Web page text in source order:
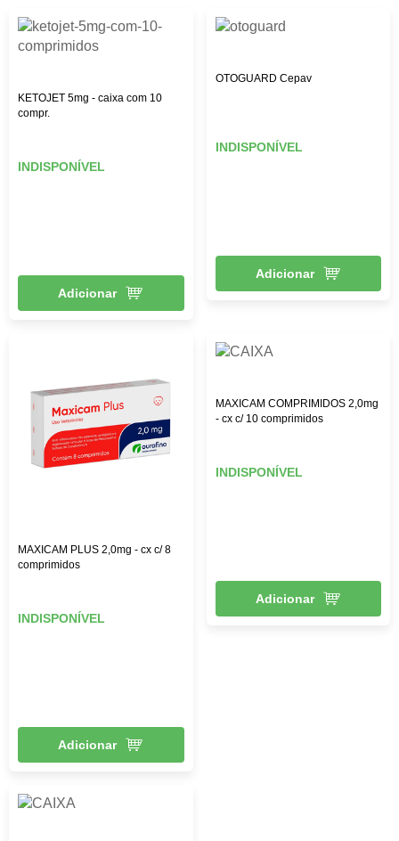
KETOJET 5mg - caixa com 10
compr.
INDISPONÍVEL
Adicionar
OTOGUARD Cepav
INDISPONÍVEL
Adicionar
MAXICAM PLUS 2,0mg - cx c/ 8
comprimidos
INDISPONÍVEL
Adicionar
MAXICAM COMPRIMIDOS 2,0mg
- cx c/ 10 comprimidos
INDISPONÍVEL
Adicionar